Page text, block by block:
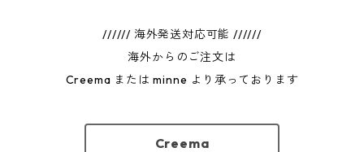
////// 海外発送対応可能 //////
海外からのご注文は
Creema または minne より承っております
Creema